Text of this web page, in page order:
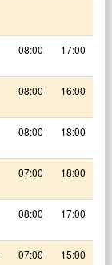
08:00 17:00
08:00 16:00
08:00 18:00
07:00 18:00
08:00 17:00
07:00 15:00